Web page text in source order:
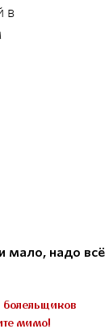
в
мало, надо всё
болельщиков
мимо!